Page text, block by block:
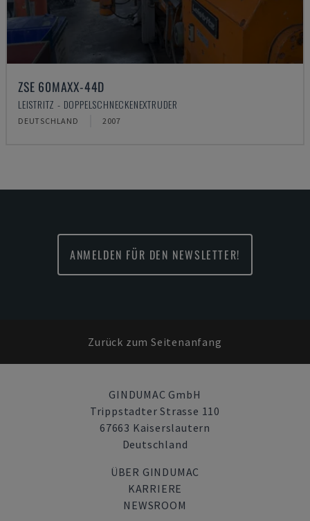
ZSE 60MAXX-44D
LEISTRITZ - DOPPELSCHNECKENEXTRUDER
DEUTSCHLAND 2007
ANMELDEN FÜR DEN NEWSLETTER!
Zurück zum Seitenanfang
GINDUMAC GmbH
Trippstadter Strasse 110
67663 Kaiserslautern
Deutschland
ÜBER GINDUMAC
KARRIERE
NEWSROOM